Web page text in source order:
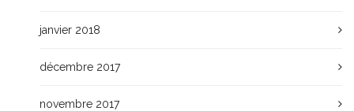
janvier 2018
décembre 2017
novembre 2017